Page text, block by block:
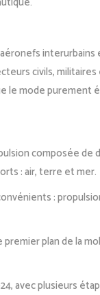
civils,
le mode
composée
: air, terre et mer.
:
plan de la
avec plusieurs